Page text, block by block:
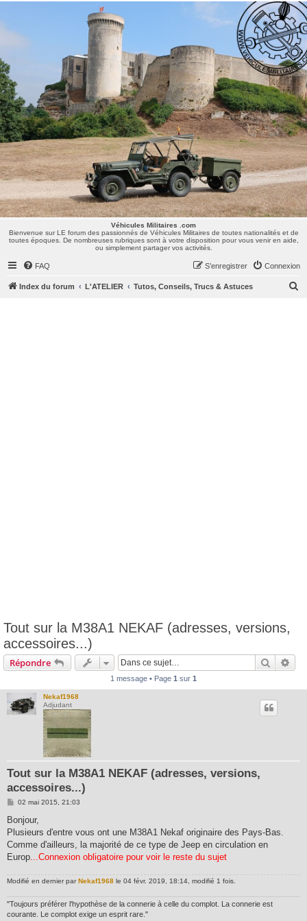
Véhicules Militaires .com
Bienvenue sur LE forum des passionnés de Véhicules Militaires de toutes nationalités et de
toutes époques. De nombreuses rubriques sont à votre disposition pour vous venir en aide,
ou simplement partager vos activités.
Véhicules Militaires .com
Bienvenue sur LE forum des passionnés de Véhicules Militaires de toutes nationalités et de
toutes époques. De nombreuses rubriques sont à votre disposition pour vous venir en aide,
ou simplement partager vos activités.
FAQ Connexion
S’enregistrer
Index du forum L'ATELIER Tutos, Conseils, Trucs & Astuces
Tout sur la M38A1 NEKAF (adresses, versions,
accessoires...)
Répondre
1 message • Page 1 sur 1
Nekaf1968
Adjudant
Tout sur la M38A1 NEKAF (adresses, versions,
accessoires...)
M
s
a
g
02 mai 2015, 21:03
Bonjour,
Plusieurs d'entre vous ont une M38A1 Nekaf originaire des Pays-Bas.
Comme d'ailleurs, la majorité de ce type de Jeep en circulation en
Europ ...Connexion obligatoire pour voir le reste du sujet
Modifié en dernier parNekaf1968 le 04 févr. 2019, 18:14, modifié 1 fois.
"Toujours préférer l'hypothèse de la connerie à celle du complot. La connerie est
courante. Le complot exige un esprit rare."